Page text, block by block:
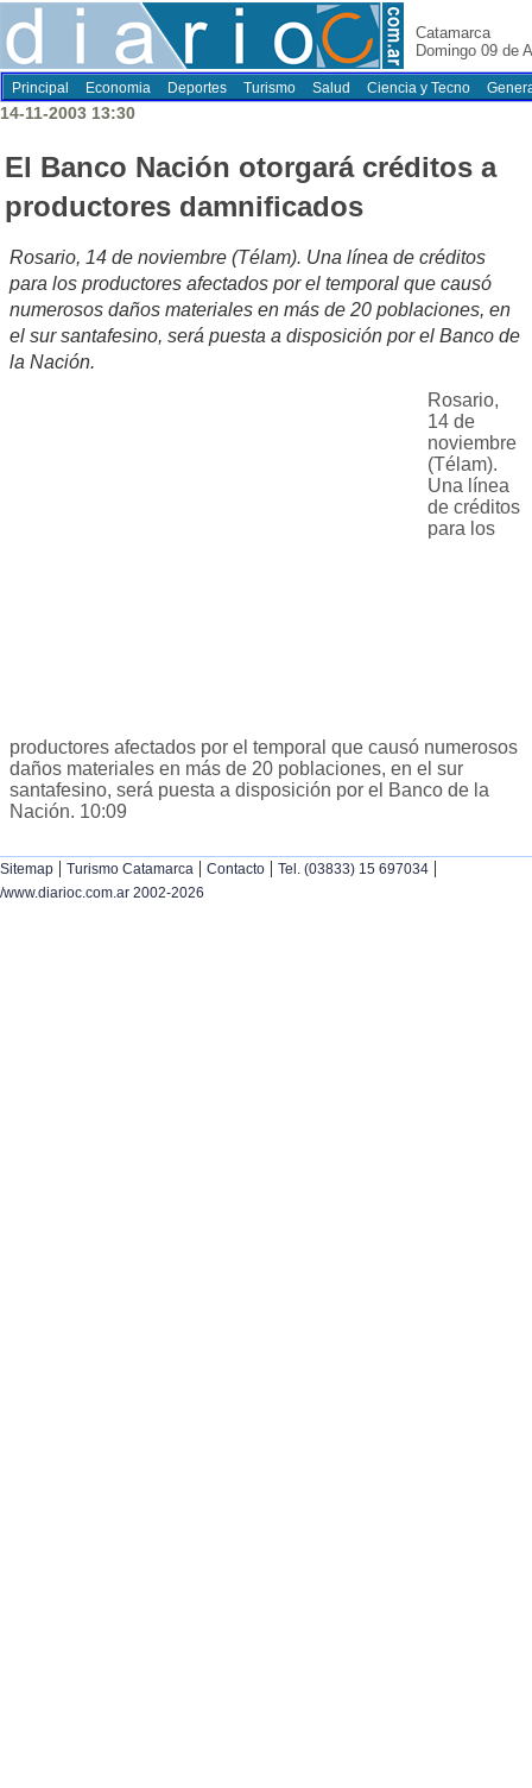
Catamarca
Domingo 09 de
Principal Economia Deportes Turismo Salud Ciencia y Tecno
14-11-2003 13:30
El Banco Nación otorgará créditos a
productores damnificados
Rosario, 14 de noviembre (Télam). Una línea de créditos
para los productores afectados por el temporal que causó
numerosos daños materiales en más de 20 poblaciones, en
el sur santafesino, será puesta a disposición por el Banco de
la Nación.
Rosario,
14 de
noviembre
(Télam).
Una línea
de créditos
para los
productores afectados por el temporal que causó numerosos
daños materiales en más de 20 poblaciones, en el sur
santafesino, será puesta a disposición por el Banco de la
Nación. 10:09
Sitemap | Turismo Catamarca | Contacto | Tel. (03833) 15 697034 |
/www.diarioc.com.ar 2002-2026